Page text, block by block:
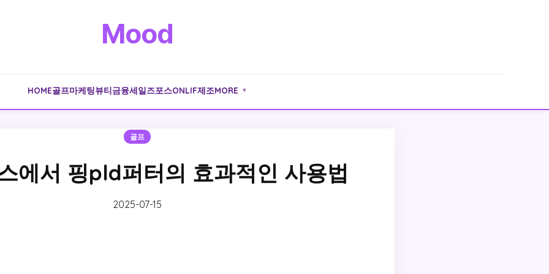
Mood
HOME골프마케팅뷰티금융세일즈포스ONLIF제조MORE ▼
골프
에서 핑pld퍼터의 효과적인 사용법
2025-07-15